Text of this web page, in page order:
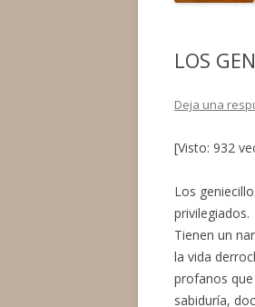
LOS
Deja una
[Visto: 932
Los
Tienen un
la vida
profanos
sabiduría,